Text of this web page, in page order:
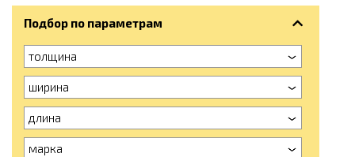
Подбор по параметрам
толщина
ширина
длина
марка